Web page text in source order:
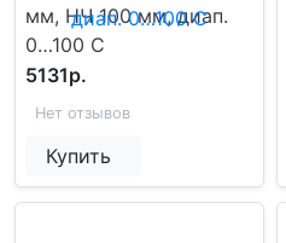
мм, НЧ 100 мм, диап.
0…100 С
5131р.
Нет отзывов
Купить